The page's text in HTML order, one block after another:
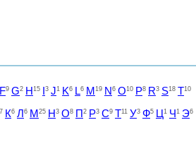
F9 G2 H 15 3 J1 K6 L6 M 19 N 6 O10 P8 R3 S18 T10
7 К6 Л 6 М 25 Н 3 О8 П 2 Р3 С9 Т11 У3 Ф5 Ц 1 Ч 1 Э6